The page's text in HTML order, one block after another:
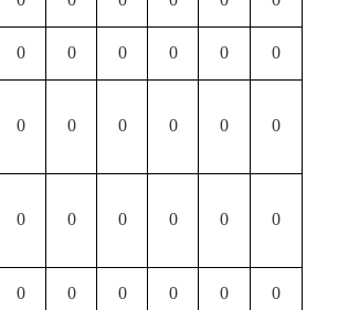
0 0 0 0 0 0
0 0 0 0 0 0
0 0 0 0 0 0
0 0 0 0 0 0